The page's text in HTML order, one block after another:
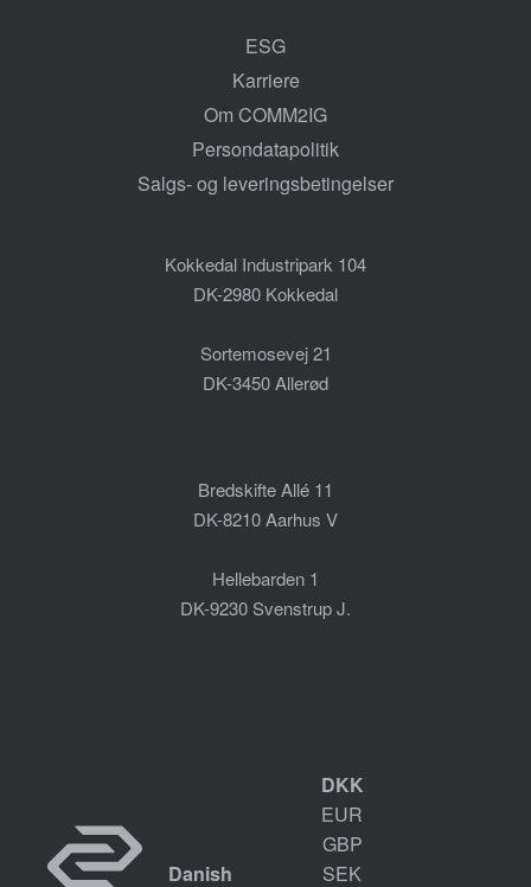
ESG
Karriere
Om COMM2IG
Persondatapolitik
Salgs- og leveringsbetingelser
Kokkedal Industripark 104
DK-2980 Kokkedal
Sortemosevej 21
DK-3450 Allerød
Bredskifte Allé 11
DK-8210 Aarhus V
Hellebarden 1
DK-9230 Svenstrup J.
Danish
DKK
EUR
GBP
SEK